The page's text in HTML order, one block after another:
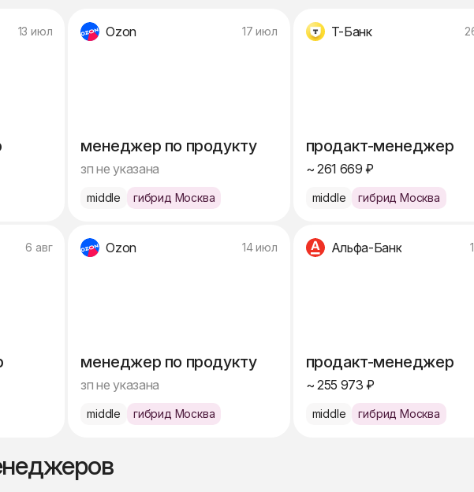
13 июл Ozon 17 июл
менеджер по продукту
зп не указана
middle гибрид Москва
Т-Банк
продакт-менеджер
~ 261 669 ₽
middle гибрид Москва
6 авг Ozon 14 июл
менеджер по продукту
зп не указана
middle гибрид Москва
Альфа-Банк
продакт-менеджер
~ 255 973 ₽
middle гибрид Москва